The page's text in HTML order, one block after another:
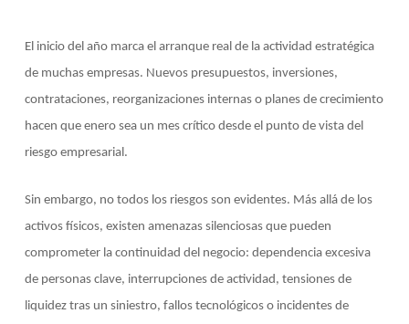
El inicio del año marca el arranque real de la actividad estratégica
de muchas empresas. Nuevos presupuestos, inversiones,
contrataciones, reorganizaciones internas o planes de crecimiento
hacen que enero sea un mes crítico desde el punto de vista del
riesgo empresarial.
Sin embargo, no todos los riesgos son evidentes. Más allá de los
activos físicos, existen amenazas silenciosas que pueden
comprometer la continuidad del negocio: dependencia excesiva
de personas clave, interrupciones de actividad, tensiones de
liquidez tras un siniestro, fallos tecnológicos o incidentes de